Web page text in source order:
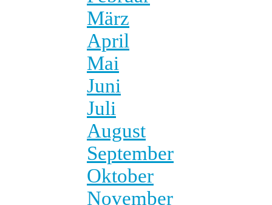
März
April
Mai
Juni
Juli
August
September
Oktober
November